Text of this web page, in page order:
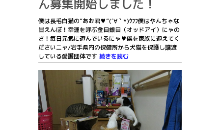
ん募集開始しました！
僕は長毛白猫の”あお君♥”(´∀｀*)ｳﾌﾌ僕はやんちゃな
甘えんぼ！幸運を呼ぶ金目銀目（オッドアイ）にゃの
さ！毎日元気に遊んでいるにゃ♥僕を家族に迎えてく
ださいニャ/岩手県内の保健所から犬猫を保護し譲渡
している愛護団体です 続きを読む